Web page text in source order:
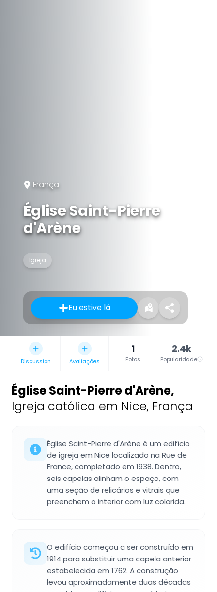
França
Église Saint-Pierre
d'Arène
Igreja
Eu estive lá
Discussion Avaliações
1
Fotos
2.4k
Popularidade
Église Saint-Pierre d'Arène,
Igreja católica em Nice, França
Église Saint-Pierre d'Arène é um edifício
de igreja em Nice localizado na Rue de
France, completado em 1938. Dentro,
seis capelas alinham o espaço, com
uma seção de relicários e vitrais que
preenchem o interior com luz colorida.
O edifício começou a ser construído em
1914 para substituir uma capela anterior
estabelecida em 1762. A construção
levou aproximadamente duas décadas